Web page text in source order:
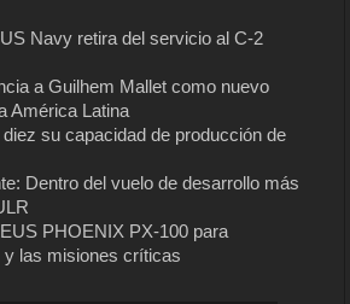
Navy retira del servicio al C-2
a Guilhem Mallet como nuevo
América Latina
su capacidad de producción de
Dentro del vuelo de desarrollo más
PHOENIX PX-100 para
las misiones críticas